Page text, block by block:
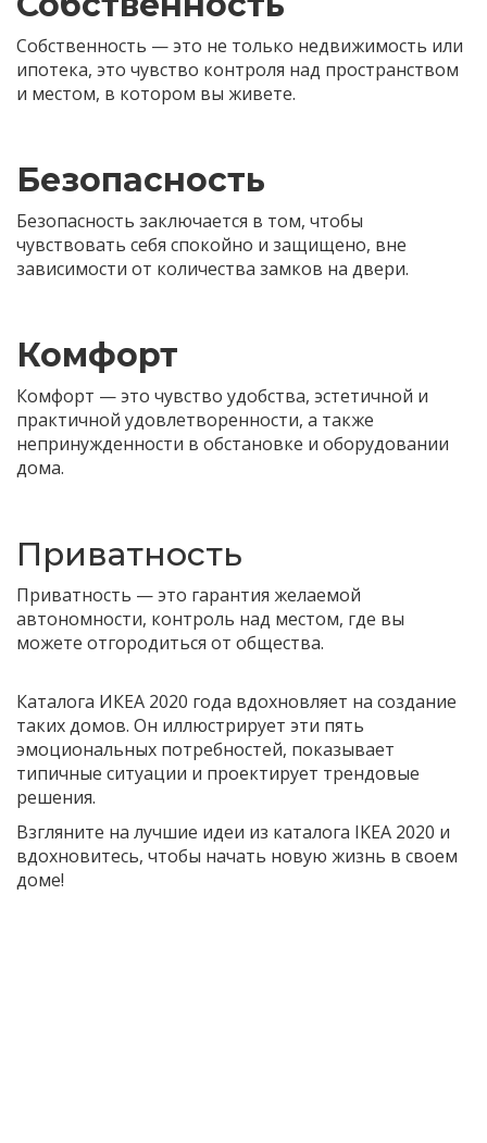
Собственность — это не только недвижимость или
ипотека, это чувство контроля над пространством
и местом, в котором вы живете.
Безопасность
Безопасность заключается в том, чтобы
чувствовать себя спокойно и защищено, вне
зависимости от количества замков на двери.
Комфорт
Комфорт — это чувство удобства, эстетичной и
практичной удовлетворенности, а также
непринужденности в обстановке и оборудовании
дома.
Приватность
Приватность — это гарантия желаемой
автономности, контроль над местом, где вы
можете отгородиться от общества.
Каталога ИКЕА 2020 года вдохновляет ​​на создание
таких домов. Он иллюстрирует эти пять
эмоциональных потребностей, показывает
типичные ситуации и проектирует трендовые
решения.
Взгляните на лучшие идеи из каталога IKEA 2020 и
вдохновитесь, чтобы начать новую жизнь в своем
доме!